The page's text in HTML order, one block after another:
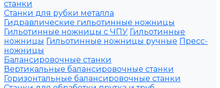
станки
Станки для рубки металла
Гидравлические гильотинные ножницы
Гильотинные ножницы с ЧПУ Гильотинные
ножницы Гильотинные ножницы ручные Пресс-
ножницы
Балансировочные станки
Вертикальные балансировочные станки
Горизонтальные балансировочные станки